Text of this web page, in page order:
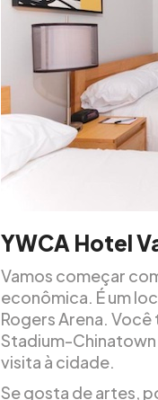
YWCA Hotel
Vamos começar
econômica. É um
Rogers Arena.
Stadium-Chinatown
visita à cidade.
Se gosta de artes,